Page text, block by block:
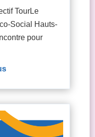
TourLe
Social Hauts-
pour